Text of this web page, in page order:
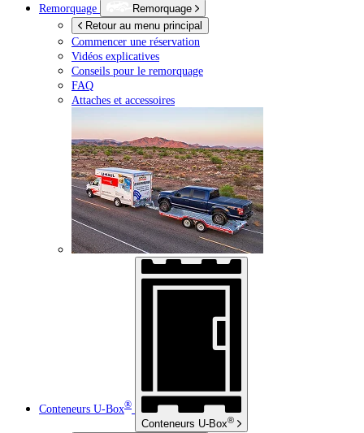
Remorquage
Remorquage
Retour au menu principal
Commencer une réservation
Vidéos explicatives
Conseils pour le remorquage
FAQ
Attaches et accessoires
Conteneurs U-Box®
Conteneurs U-Box®